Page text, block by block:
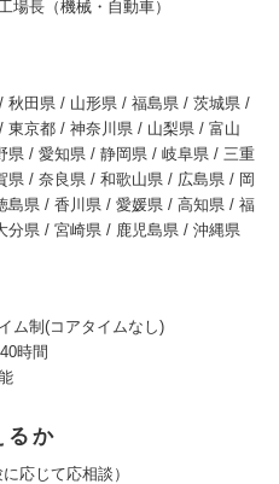
場長（機械・自動車）
田県 / 山形県 / 福島県 / 茨城県 /
京都 / 神奈川県 / 山梨県 / 富山
県 / 愛知県 / 静岡県 / 岐阜県 / 三重
/ 奈良県 / 和歌山県 / 広島県 / 岡
島県 / 香川県 / 愛媛県 / 高知県 / 福
分県 / 宮崎県 / 鹿児島県 / 沖縄県
ム制(コアタイムなし)
時間
るか
応じて応相談）